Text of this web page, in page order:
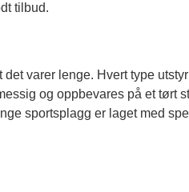
tilbud.
varer lenge. Hvert type
og oppbevares på et tørt
sportsplagg er laget med